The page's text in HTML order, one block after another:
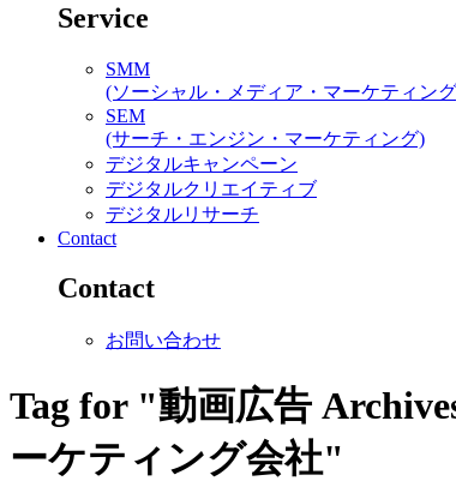
Service
SMM
(ソーシャル・メディア・マーケティン
SEM
(サーチ・エンジン・マーケティング)
デジタルキャンペーン
デジタルクリエイティブ
デジタルリサーチ
Contact
Contact
お問い合わせ
Tag for "動画広告
ーケティング会社"